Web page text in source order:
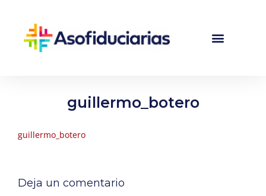
guillermo_botero
guillermo_botero
Deja un comentario